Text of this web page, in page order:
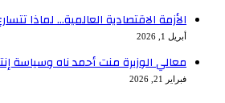
الأزمة الاقتصادية العالمية… لماذا
أبريل 1, 2026
معالي الوزيرة منت أحمد ناه وسياسة
فبراير 21, 2026